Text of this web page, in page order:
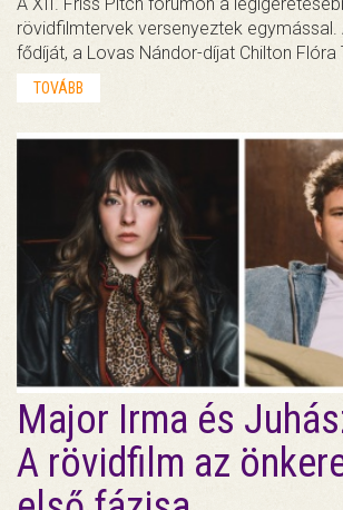
A XII. Friss Pitch fórumon a
rövidfilmtervek versenyeztek egymással.
fődíját, a Lovas Nándor-díjat Chilton Flóra
TOVÁBB
Major Irma és
A rövidfilm az